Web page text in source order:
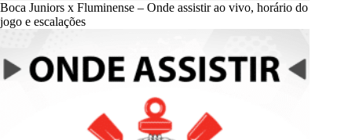
Boca Juniors x Fluminense – Onde assistir ao vivo, horário do
jogo e escalações